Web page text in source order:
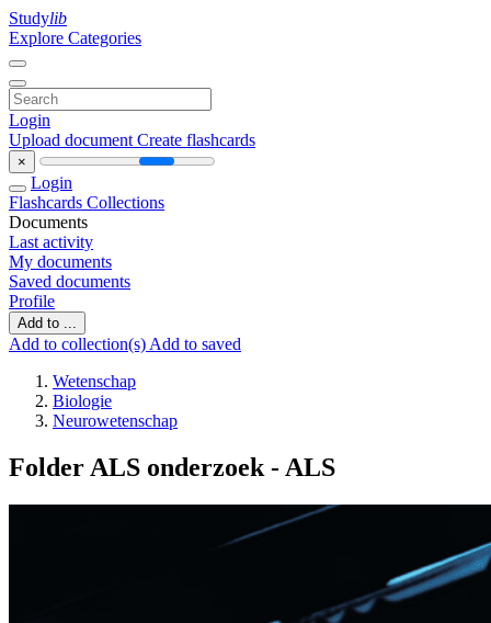
Studylib
Explore Categories
Login
Upload document Create flashcards
×
Login
Flashcards Collections
Documents
Last activity
My documents
Saved documents
Profile
Add to ...
Add to collection(s) Add to saved
Wetenschap
Biologie
Neurowetenschap
Folder ALS onderzoek - ALS